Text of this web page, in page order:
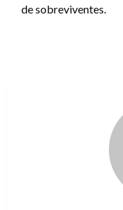
de sobreviventes.